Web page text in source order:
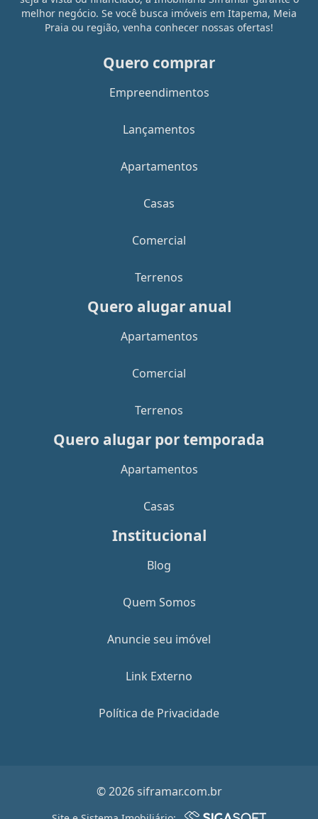
melhor negócio. Se você busca imóveis em Itapema, Meia
Praia ou região, venha conhecer nossas ofertas!
Quero comprar
Empreendimentos
Lançamentos
Apartamentos
Casas
Comercial
Terrenos
Quero alugar anual
Apartamentos
Comercial
Terrenos
Quero alugar por temporada
Apartamentos
Casas
Institucional
Blog
Quem Somos
Anuncie seu imóvel
Link Externo
Política de Privacidade
© 2026 siframar.com.br